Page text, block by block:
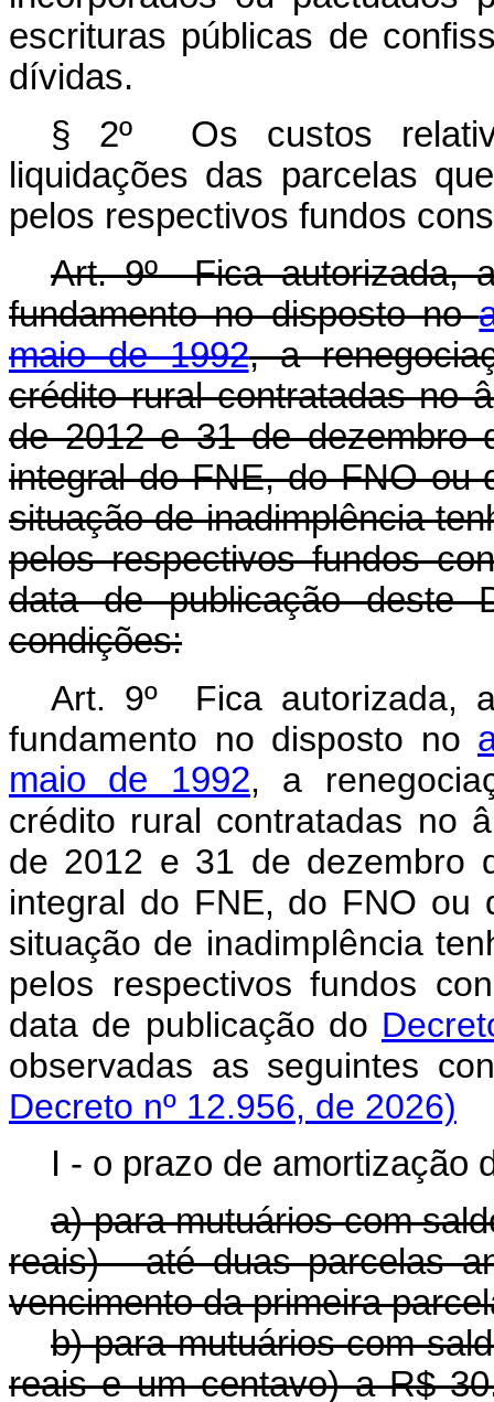
escrituras públicas de
dívidas.
§ 2º Os custos
liquidações das parcelas
pelos respectivos fundos
Art. 9º Fica autorizada,
fundamento no disposto no
maio de 1992, a
crédito rural contratadas no
de 2012 e 31 de dezembro
integral do FNE, do FNO ou
situação de inadimplência
pelos respectivos fundos
data de publicação deste
condições:
Art. 9º Fica autorizada,
fundamento no disposto no
maio de 1992, a
crédito rural contratadas no
de 2012 e 31 de dezembro
integral do FNE, do FNO ou
situação de inadimplência
pelos respectivos fundos
data de publicação do
observadas as seguintes
Decreto nº 12.956, de 2026)
I - o prazo de amortização
a) para mutuários com
reais) - até duas parcelas
vencimento da primeira
b) para mutuários com
reais e um centavo) a R$